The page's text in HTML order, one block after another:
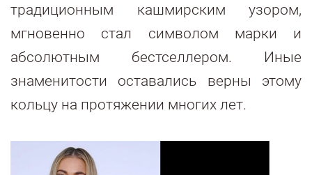
традиционным кашмирским узором,
мгновенно стал символом марки и
абсолютным бестселлером. Иные
знаменитости оставались верны этому
кольцу на протяжении многих лет.